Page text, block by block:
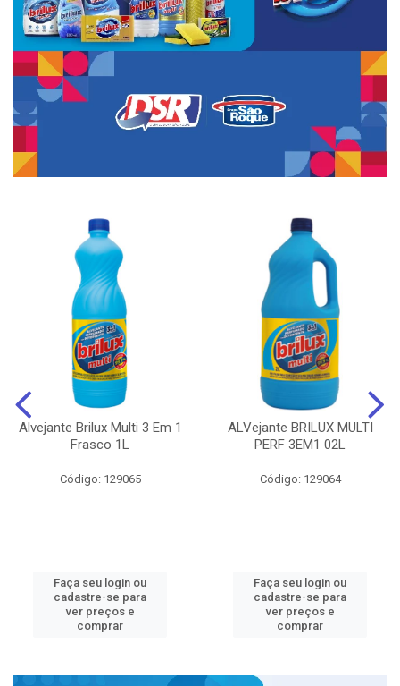
Alvejante Brilux Multi 3 Em 1
Frasco 1L
Código: 129065
Faça seu login ou
cadastre-se para
ver preços e
comprar
ALVejante BRILUX MULTI
PERF 3EM1 02L
Código: 129064
Faça seu login ou
cadastre-se para
ver preços e
comprar